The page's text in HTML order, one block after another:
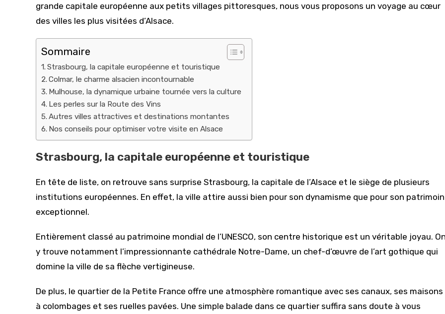
grande capitale européenne aux petits villages pittoresques, nous vous proposons un voyage au cœur
des villes les plus visitées d’Alsace.
Sommaire
Strasbourg, la capitale européenne et touristique
Colmar, le charme alsacien incontournable
Mulhouse, la dynamique urbaine tournée vers la culture
Les perles sur la Route des Vins
Autres villes attractives et destinations montantes
Nos conseils pour optimiser votre visite en Alsace
Strasbourg, la capitale européenne et touristique
En tête de liste, on retrouve sans surprise Strasbourg, la capitale de l’Alsace et le siège de plusieurs
institutions européennes. En effet, la ville attire aussi bien pour son dynamisme que pour son
exceptionnel.
Entièrement classé au patrimoine mondial de l’UNESCO, son centre historique est un véritable joyau.
y trouve notamment l’impressionnante cathédrale Notre-Dame, un chef-d’œuvre de l’art gothique qui
domine la ville de sa flèche vertigineuse.
De plus, le quartier de la Petite France offre une atmosphère romantique avec ses canaux, ses maisons
à colombages et ses ruelles pavées. Une simple balade dans ce quartier suffira sans doute à vous